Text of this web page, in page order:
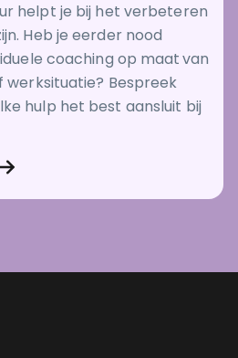
helpt je bij het verbeteren
Heb je eerder nood
coaching op maat van
Bespreek
hulp het best aansluit bij